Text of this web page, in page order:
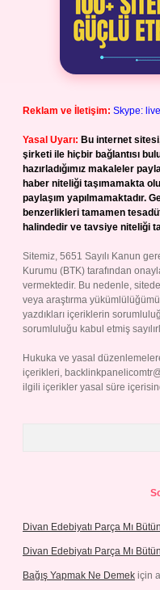
Reklam ve İletişim: Skype:
Yasal Uyarı: Bu internet
şirketi ile hiçbir bağlantısı
hazırladığımız makaleler
haber niteliği taşımamakta
paylaşım yapılmamaktadır.
benzerlikleri tamamen
halindedir ve tavsiye niteliği
Sitemiz, 5651 Sayılı Kanun
Kurumu (BTK) tarafından
vermektedir. Bu nedenle,
veya araştırma
yazdıkları içeriklerin
sorumluluğu kabul etmiş
Hukuka ve yasal
içerikleri,
ilgili içerikler yasal süre
Divan Edebiyatı Parça Mı
Divan Edebiyatı Parça Mı
Bağış Yapmak Ne Demek için